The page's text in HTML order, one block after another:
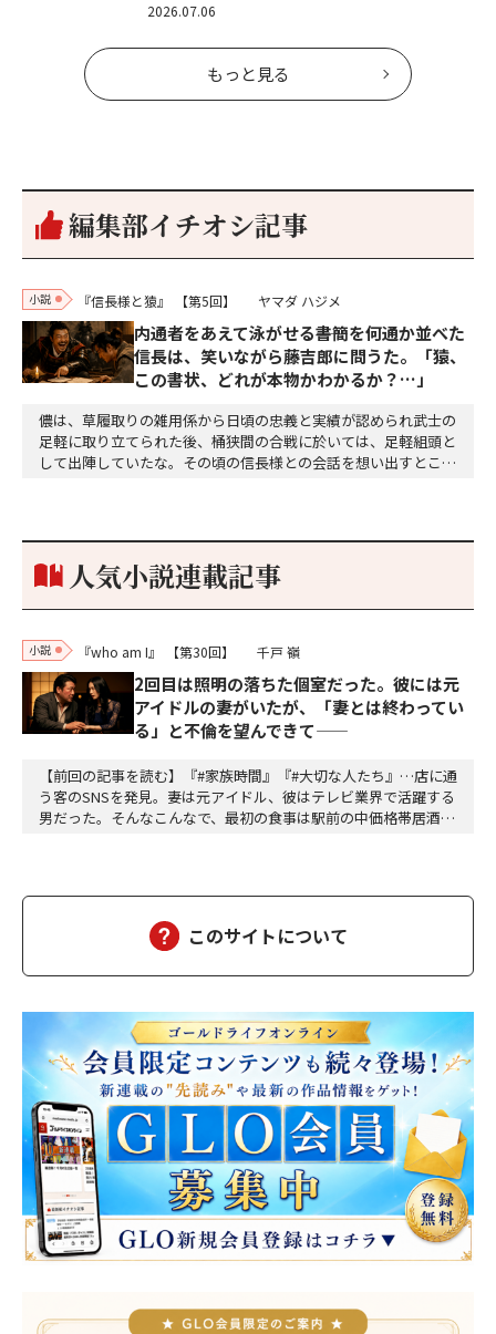
2026.07.06
もっと見る
編集部イチオシ記事
小説 『信長様と猿』 【第5回】 ヤマダ ハジメ
内通者をあえて泳がせる――書簡を何通か並べた
信長は、笑いながら藤吉郎に問うた。「猿、
この書状、どれが本物かわかるか？…」
儂は、草履取りの雑用係から日頃の忠義と実績が認められ武士の
足軽に取り立てられた後、桶狭間の合戦に於いては、足軽組頭と
して出陣していたな。その頃の信長様との会話を想い出すとこん
り。どうして勝てたのか、未だにわかりません。…
人気小説連載記事
小説 『who am I』 【第30回】 千戸 嶺
2回目は照明の落ちた個室だった。彼には元
アイドルの妻がいたが、「妻とは終わってい
る」と不倫を望んできて——
【前回の記事を読む】『#家族時間』『#大切な人たち』…店に通
う客のSNSを発見。妻は元アイドル、彼はテレビ業界で活躍する
男だった。そんなこんなで、最初の食事は駅前の中価格帯居酒屋
い。怖いのは無計算な人間だ。衝動で動く馬鹿と、…
このサイトについて